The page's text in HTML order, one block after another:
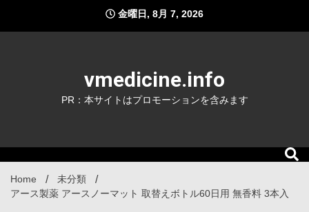
content
金曜日, 8月 7, 2026
vmedicine.info
PR：本サイトはプロモーションを含みます
Home
未分類
アース製薬 アースノーマット 取替えボトル60日用 無香料 3本入